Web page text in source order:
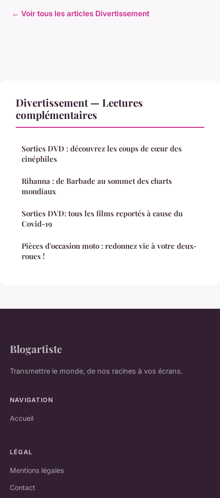
← Voir tous les articles Divertissement
Divertissement — Lectures
complémentaires
Sorties DVD : découvrez les coups de cœur des
cinéphiles
Rihanna : de Barbade au sommet des charts
mondiaux
Sorties DVD: tous les films reportés à cause du
Covid-19
Pièces d'occasion moto : redonnez vie à votre deux-
roues !
Blogartiste
Transmettre le monde, de nos racines à vos écrans.
NAVIGATION
Accueil
LÉGAL
Mentions légales
Contact